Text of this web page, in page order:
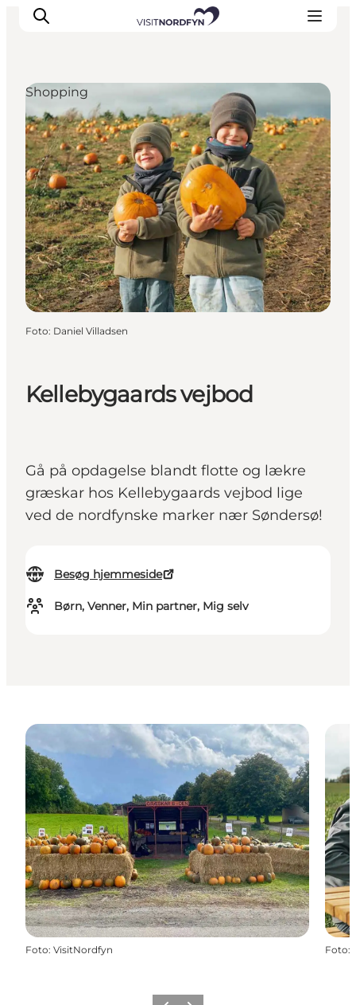
Oplev
Det sker
Spis og drik
Overnatning
Book oplevelser
For børn
Kellebygaards vejbod
Gå på opdagelse blandt flotte og lækre
græskar hos Kellebygaards vejbod lige
ved de nordfynske marker nær Søndersø!
Besøg hjemmeside
Børn, Venner, Min partner, Mig selv
Shopping
Foto: Daniel Villadsen
Foto: VisitNordfyn Foto: